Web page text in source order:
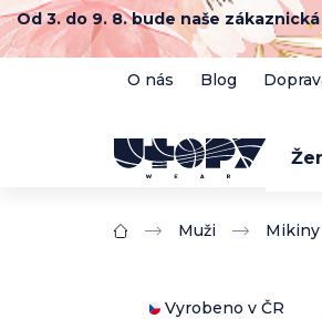
Přejít
na
obsah
Od 3. do 9. 8. bude naše
O nás Blog
Domů Muži Mikiny
Vyrobeno v ČR